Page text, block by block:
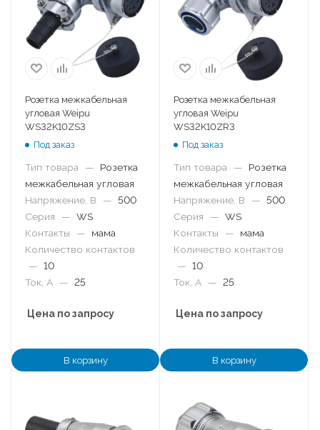
Розетка межкабельная
угловая Weipu
WS32K10ZS3
Под заказ
Тип товара —
Розетка
межкабельная угловая
Напряжение, В
— 500
Серия
— WS
Контакты
—
мама
Количество контактов
— 10
Ток, А
— 25
Цена по запросу
В корзину
Розетка межкабельная
угловая Weipu
WS32K10ZR3
Под заказ
Тип товара —
Розетка
межкабельная угловая
Напряжение, В
— 500
Серия
— WS
Контакты
—
мама
Количество контактов
— 10
Ток, А
— 25
Цена по запросу
В корзину